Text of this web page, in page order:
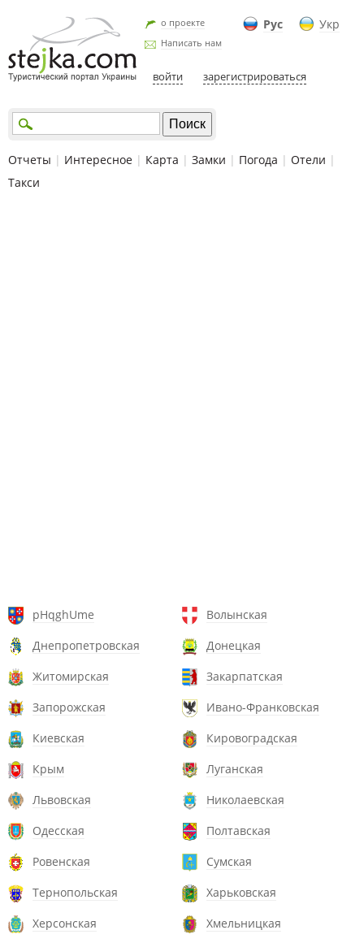
Рус Укр
о проекте
Написать нам
войти зарегистрироваться
Отчеты | Интересное | Карта | Замки | Погода | Отели |
Такси
pHqghUme
Волынская
Днепропетровская
Донецкая
Житомирская
Закарпатская
Запорожская
Ивано-Франковская
Киевская
Кировоградская
Крым
Луганская
Львовская
Николаевская
Одесская
Полтавская
Ровенская
Сумская
Тернопольская
Харьковская
Херсонская
Хмельницкая